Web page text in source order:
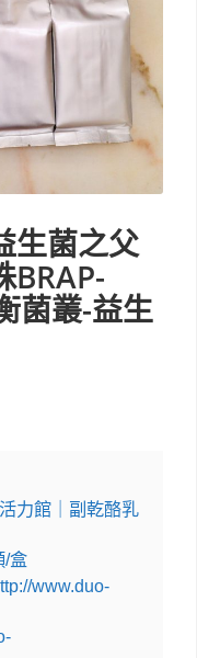
生菌之父
BRAP-
菌叢-益生
力館｜副乾酪乳
/盒
www.duo-